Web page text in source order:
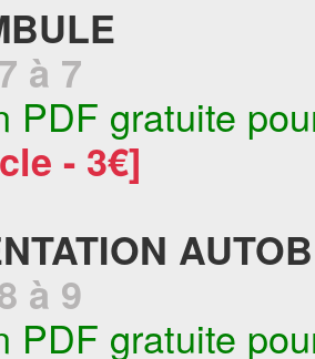
à 7
PDF gratuite
- 3€]
à 9
PDF gratuite